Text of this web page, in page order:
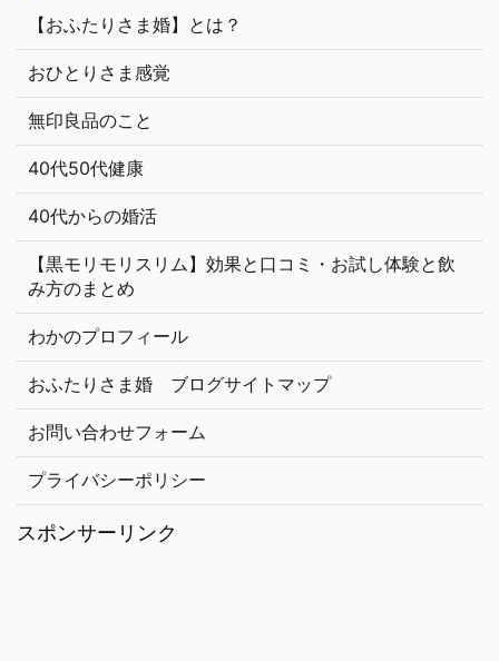
【おふたりさま婚】とは？
おひとりさま感覚
無印良品のこと
40代50代健康
40代からの婚活
【黒モリモリスリム】効果と口コミ・お試し体験と飲
み方のまとめ
わかのプロフィール
おふたりさま婚 ブログサイトマップ
お問い合わせフォーム
プライバシーポリシー
スポンサーリンク